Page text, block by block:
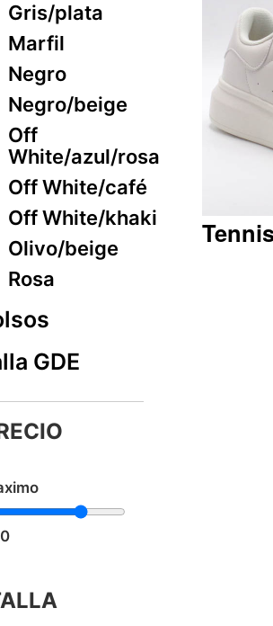
Gris/plata
Marfil
Negro
Negro/beige
Off
White/azul/rosa
Off White/café
Off White/khaki
Olivo/beige
Rosa
GDE